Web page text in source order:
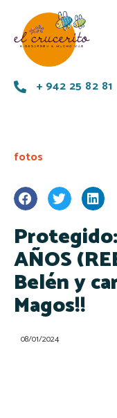
+ 942 25 82 81
fotos
AÑOS
Belén y
Magos!!
08/01/2024